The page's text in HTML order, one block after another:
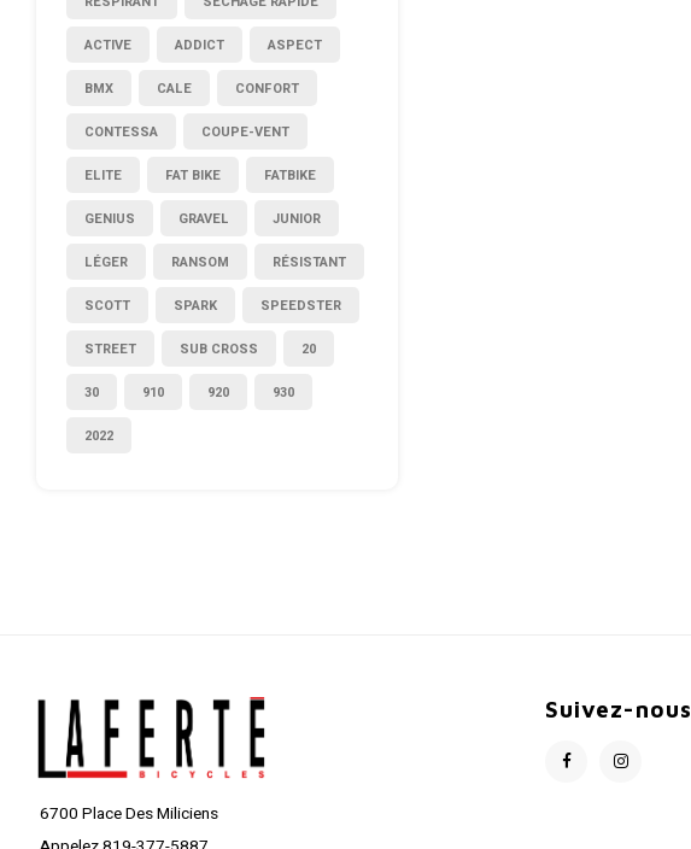
ACTIVE ADDICT ASPECT
BMX CALE CONFORT
CONTESSA COUPE-VENT
ELITE FAT BIKE FATBIKE
GENIUS GRAVEL JUNIOR
LÉGER RANSOM RÉSISTANT
SCOTT SPARK SPEEDSTER
STREET SUB CROSS 20
30 910 920 930
2022
6700 Place Des Miliciens
Suivez-nous